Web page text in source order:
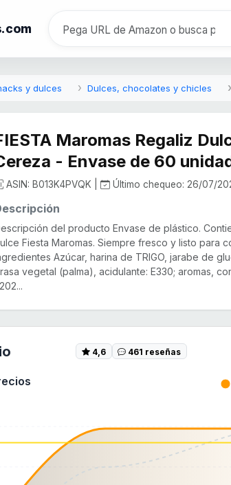
y dulces Dulces, chocolates y chicles
Maromas Regaliz
- Envase de 60
ASIN: B013K4PVQK | Último chequeo: 26/07/
del producto Envase de plástico.
Fiesta Maromas. Siempre fresco y listo para
Azúcar, harina de TRIGO, jarabe de
vegetal (palma), acidulante: E330; aromas,
4,6 461 reseñas